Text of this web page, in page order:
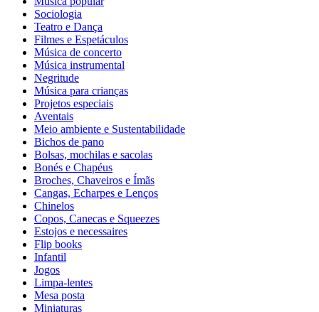
Sociologia
Teatro e Dança
Filmes e Espetáculos
Música de concerto
Música instrumental
Negritude
Música para crianças
Projetos especiais
Aventais
Meio ambiente e Sustentabilidade
Bichos de pano
Bolsas, mochilas e sacolas
Bonés e Chapéus
Broches, Chaveiros e Ímãs
Cangas, Echarpes e Lenços
Chinelos
Copos, Canecas e Squeezes
Estojos e necessaires
Flip books
Infantil
Jogos
Limpa-lentes
Mesa posta
Miniaturas